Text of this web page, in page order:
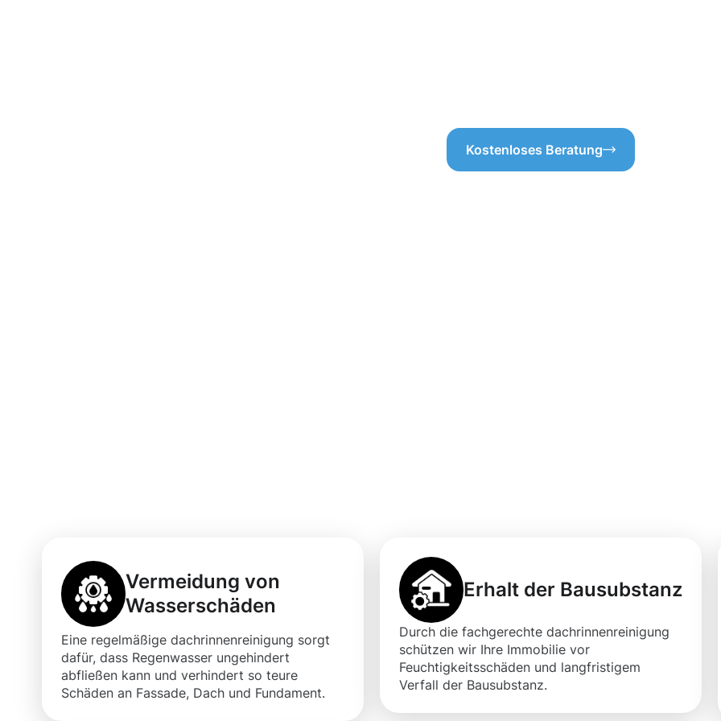
Kostenloses Beratung
Vermeidung von
Wasserschäden
Eine regelmäßige dachrinnenreinigung sorgt
dafür, dass Regenwasser ungehindert
abfließen kann und verhindert so teure
Schäden an Fassade, Dach und Fundament.
Erhalt der Bausubstanz
Durch die fachgerechte dachrinnenreinigung
schützen wir Ihre Immobilie vor
Feuchtigkeitsschäden und langfristigem
Verfall der Bausubstanz.